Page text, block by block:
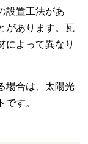
設置工法があ
があります。瓦
によって異なり
場合は、太陽光
す。